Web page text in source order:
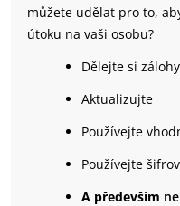
můžete udělat pro to,
útoku na vaši osobu?
Dělejte si zálohy
Aktualizujte
Používejte
Používejte
A především